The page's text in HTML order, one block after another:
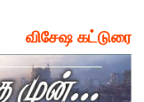
விசேஷ கட்டுரை